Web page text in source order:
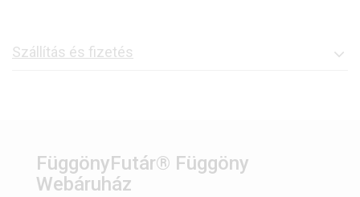
Szállítás és fizetés
FüggönyFutár® Függöny
Webáruház